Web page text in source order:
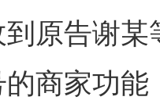
原告谢
商家功